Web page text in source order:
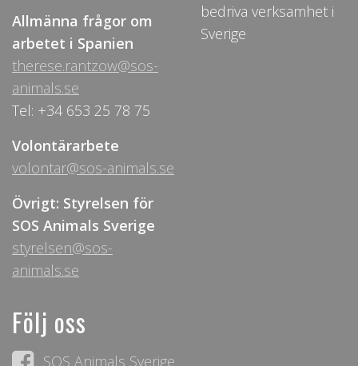
Allmänna frågor om
arbetet i Spanien
therese.rantzow@sos-
animals.se
Tel: +34 653 25 78 75
Volontärarbete
volontar@sos-animals.se
Övrigt: Styrelsen för
SOS Animals Sverige
styrelsen@sos-
animals.se
bedriva verksamhet i
Sverige
Följ oss
SOS Animals Sverige